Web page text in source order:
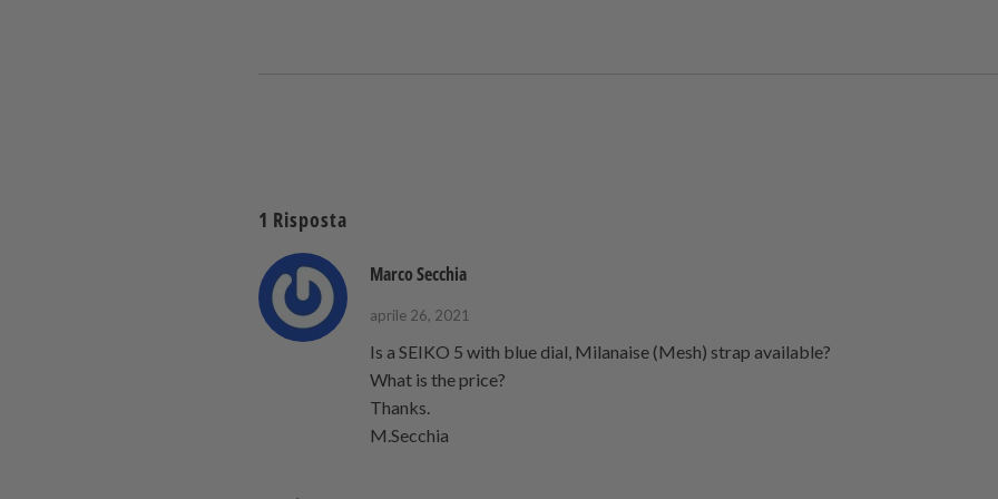
1 Risposta
Marco Secchia
aprile 26, 2021
Is a SEIKO 5 with blue dial, Milanaise (Mesh) strap available?
What is the price?
Thanks.
M.Secchia